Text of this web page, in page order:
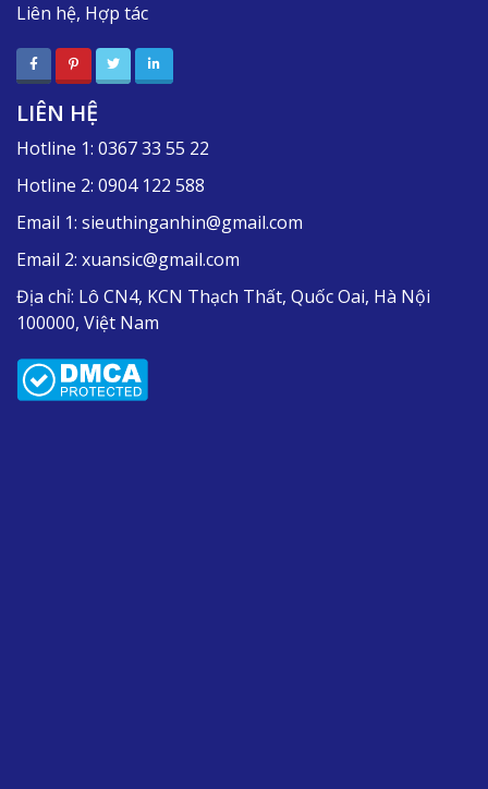
Liên hệ, Hợp tác
LIÊN HỆ
Hotline 1: 0367 33 55 22
Hotline 2: 0904 122 588
Email 1: sieuthinganhin@gmail.com
Email 2: xuansic@gmail.com
Địa chỉ: Lô CN4, KCN Thạch Thất, Quốc Oai, Hà Nội
100000, Việt Nam